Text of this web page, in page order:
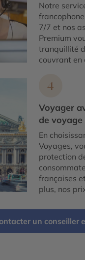
Notre
7/7 et nos
Premium
tranquillité
couvrant en
4
Voyager
de
En
Voyages,
protection
françaises
plus, nos
un conseiller